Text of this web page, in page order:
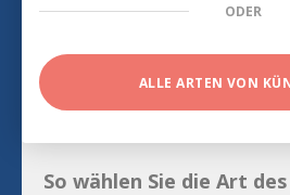
ODER
ALLE ARTEN VON
So wählen Sie die Art